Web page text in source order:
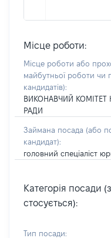
Місце роботи:
Місце роботи або
майбутньої роботи чи
кандидатів):
ВИКОНАВЧИЙ КОМІТЕТ
РАДИ
Займана посада (або
кандидат):
головний спеціаліст
Категорія посади
стосується):
Тип посади: